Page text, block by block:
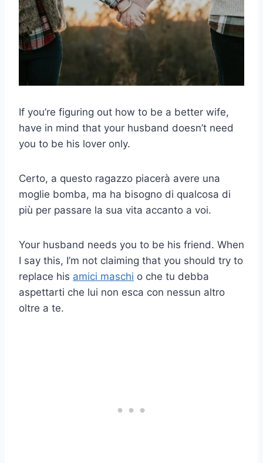
If you’re figuring out how to be a better wife,
have in mind that your husband doesn’t need
you to be his lover only.
Certo, a questo ragazzo piacerà avere una
moglie bomba, ma ha bisogno di qualcosa di
più per passare la sua vita accanto a voi.
Your husband needs you to be his friend. When
I say this, I’m not claiming that you should try to
replace his amici maschi o che tu debba
aspettarti che lui non esca con nessun altro
oltre a te.